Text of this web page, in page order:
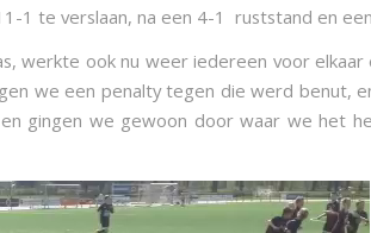
1 te verslaan, na een 4-1 ruststand en
werkte ook nu weer iedereen voor
we een penalty tegen die werd benut,
gingen we gewoon door waar we het